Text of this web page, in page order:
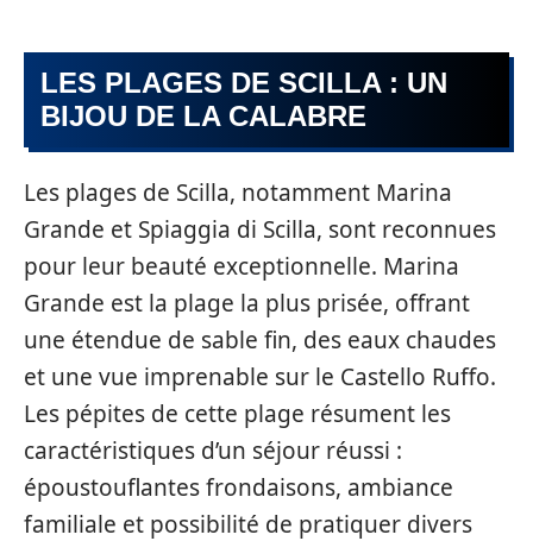
LES PLAGES DE SCILLA : UN
BIJOU DE LA CALABRE
Les plages de Scilla, notamment Marina
Grande et Spiaggia di Scilla, sont reconnues
pour leur beauté exceptionnelle. Marina
Grande est la plage la plus prisée, offrant
une étendue de sable fin, des eaux chaudes
et une vue imprenable sur le Castello Ruffo.
Les pépites de cette plage résument les
caractéristiques d’un séjour réussi :
époustouflantes frondaisons, ambiance
familiale et possibilité de pratiquer divers